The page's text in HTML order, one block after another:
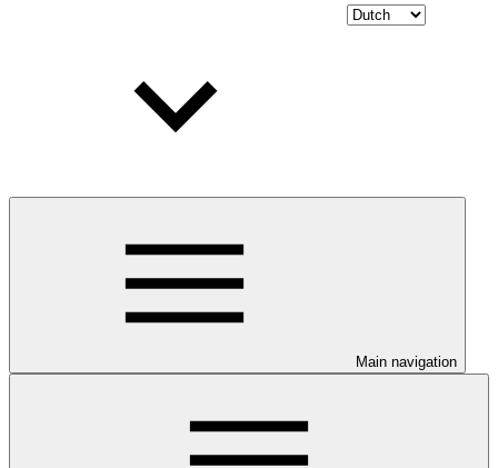
Main navigation